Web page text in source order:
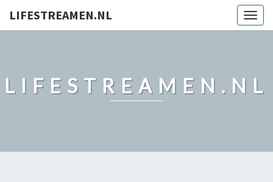
LIFESTREAMEN.NL
LIFESTREAMEN.NL